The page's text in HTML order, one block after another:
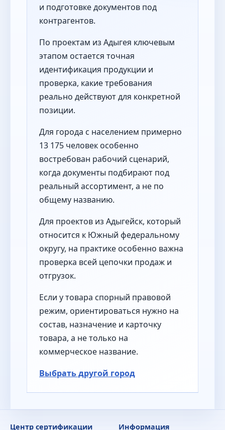
и подготовке документов под
контрагентов.
По проектам из Адыгея ключевым
этапом остается точная
идентификация продукции и
проверка, какие требования
реально действуют для конкретной
позиции.
Для города с населением примерно
13 175 человек особенно
востребован рабочий сценарий,
когда документы подбирают под
реальный ассортимент, а не по
общему названию.
Для проектов из Адыгейск, который
относится к Южный федеральному
округу, на практике особенно важна
проверка всей цепочки продаж и
отгрузок.
Если у товара спорный правовой
режим, ориентироваться нужно на
состав, назначение и карточку
товара, а не только на
коммерческое название.
Выбрать другой город
Центр сертификации Информация